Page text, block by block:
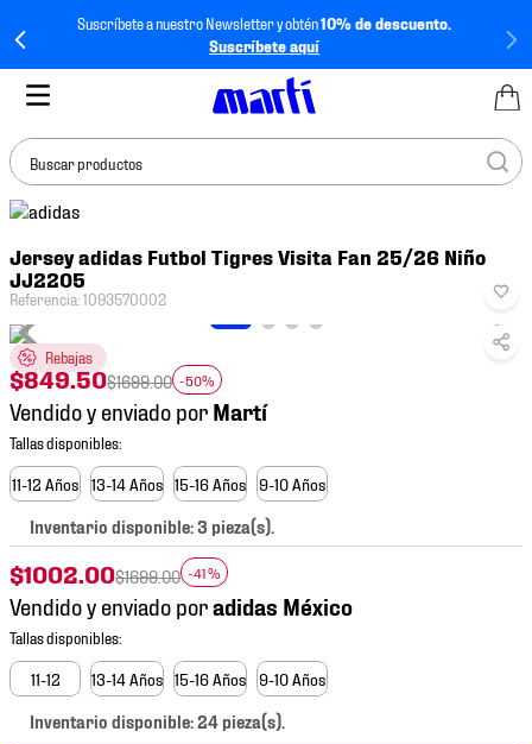
Suscríbete a nuestro Newsletter y obtén10% de descuento.
Suscríbete aquí
Buscar productos
Jersey adidas Futbol Tigres Visita Fan 25/26 Niño
JJ2205
Referencia:1093570002
Rebajas
$849.50$1699.00 -50%
Vendido y enviado por
11-12 Años 13-14 Años 15-16 Años 9-10 Años
Inventario disponible: 3 pieza(s).
$1002.00$1699.00 -41 %
Vendido y enviado por
11-12 13-14 Años 15-16 Años 9-10 Años
Inventario disponible: 24 pieza(s).
BUSCADOS
1.
tenis mujer
2.
3.
tenis
4.
tenis futbol
5.
jersey
6.
mochila
7.
chivas
8.
mochilas
9
tenis niño
10. tenis nike